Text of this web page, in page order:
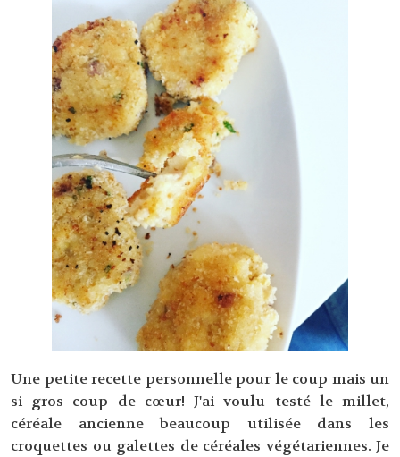
Une petite recette personnelle pour le coup mais un
si gros coup de cœur! J'ai voulu testé le millet,
céréale ancienne beaucoup utilisée dans les
croquettes ou galettes de céréales végétariennes. Je